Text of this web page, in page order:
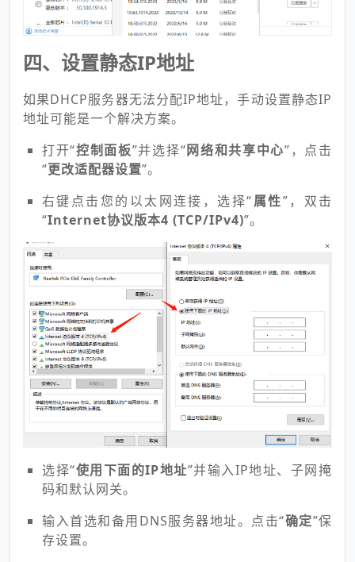
四、设置静态IP地址
如果DHCP服务器无法分配IP地址，手动设置静态IP
地址可能是一个解决方案。
打开“控制面板”并选择“网络和共享中心”，点击
“更改适配器设置”。
右键点击您的以太网连接，选择“属性”，双击
“Internet协议版本4 (TCP/IPv4)”。
选择“使用下面的IP地址”并输入IP地址、子网掩
码和默认网关。
输入首选和备用DNS服务器地址。点击“确定”保
存设置。